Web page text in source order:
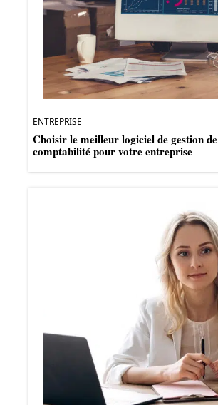
ENTREPRISE
Choisir le meilleur logiciel de gestion de
comptabilité pour votre entreprise